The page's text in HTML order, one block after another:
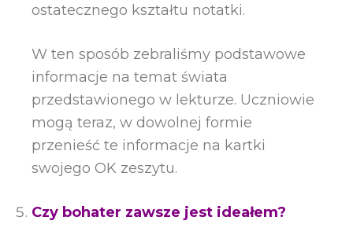
ostatecznego kształtu notatki.
W ten sposób zebraliśmy podstawowe
informacje na temat świata
przedstawionego w lekturze. Uczniowie
mogą teraz, w dowolnej formie
przenieść te informacje na kartki
swojego OK zeszytu.
Czy bohater zawsze jest ideałem?